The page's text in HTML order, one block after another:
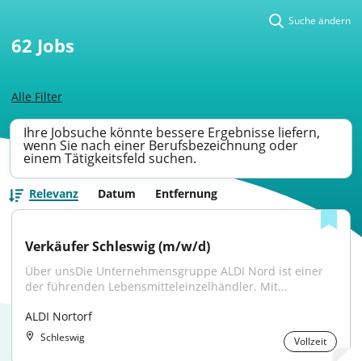
Alle Filter
Suche ändern
62 Jobs
Ihre Jobsuche könnte bessere Ergebnisse liefern,
wenn Sie nach einer Berufsbezeichnung oder
einem Tätigkeitsfeld suchen.
Relevanz Datum Entfernung
Verkäufer Schleswig (m/w/d)
Über unsDie Unternehmensgruppe ALDI Nord ist einer
der führenden Lebensmitteleinzelhändler. Mit...
ALDI Nortorf
Schleswig Vollzeit